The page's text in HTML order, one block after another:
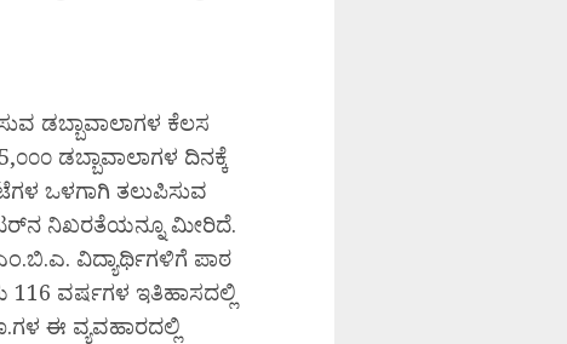
ಡಬ್ಬಾವಾಲಾಗಳ ಕೆಲಸ
ಡಬ್ಬಾವಾಲಾಗಳ ದಿನಕ್ಕೆ
ಒಳಗಾಗಿ ತಲುಪಿಸುವ
ನಿಖರತೆಯನ್ನೂ ಮೀರಿದೆ.
ವಿದ್ಯಾರ್ಥಿಗಳಿಗೆ ಪಾಠ
116 ವರ್ಷಗಳ ಇತಿಹಾಸದಲ್ಲಿ
ಈ ವ್ಯವಹಾರದಲ್ಲಿ